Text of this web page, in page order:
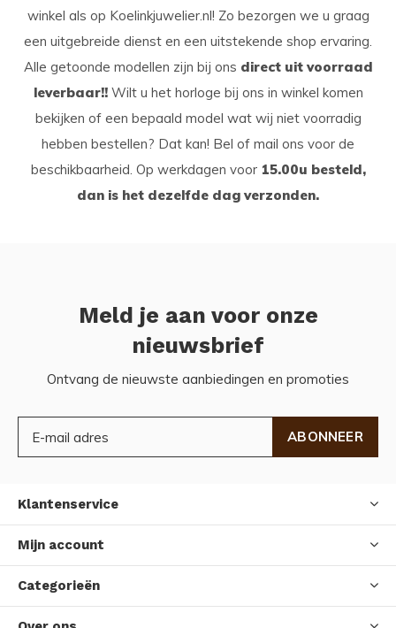
winkel als op Koelinkjuwelier.nl! Zo bezorgen we u graag
een uitgebreide dienst en een uitstekende shop ervaring.
Alle getoonde modellen zijn bij ons direct uit voorraad
leverbaar!!Wilt u het horloge bij ons in winkel komen
bekijken of een bepaald model wat wij niet voorradig
hebben bestellen? Dat kan! Bel of mail ons voor de
beschikbaarheid. Op werkdagen voor 15.00u besteld,
dan is het dezelfde dag verzonden.
Meld je aan voor onze
nieuwsbrief
Ontvang de nieuwste aanbiedingen en promoties
ABONNEER
Klantenservice
Mijn account
Categorieën